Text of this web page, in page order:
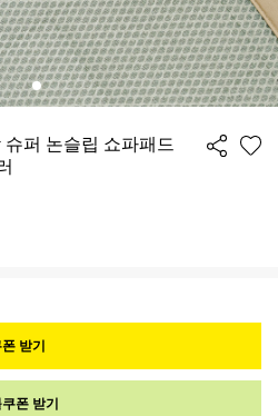
퍼 논슬립 쇼파패드
받기
폰 받기